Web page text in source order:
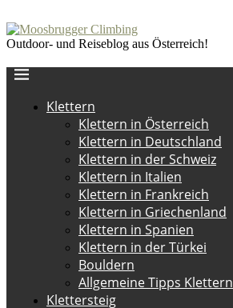
Outdoor- und Reiseblog aus Österreich!
Klettern
Klettern in Österreich
Klettern in Deutschland
Klettern in der Schweiz
Klettern in Italien
Klettern in Frankreich
Klettern in Griechenland
Klettern in Spanien
Klettern in der Türkei
Bouldern
Allgemeine Tipps Klettern
Klettersteig